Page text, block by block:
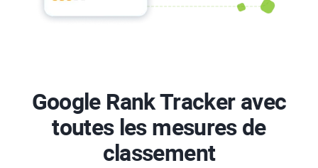
Google Rank Trackeravec
toutes les mesures de
classement